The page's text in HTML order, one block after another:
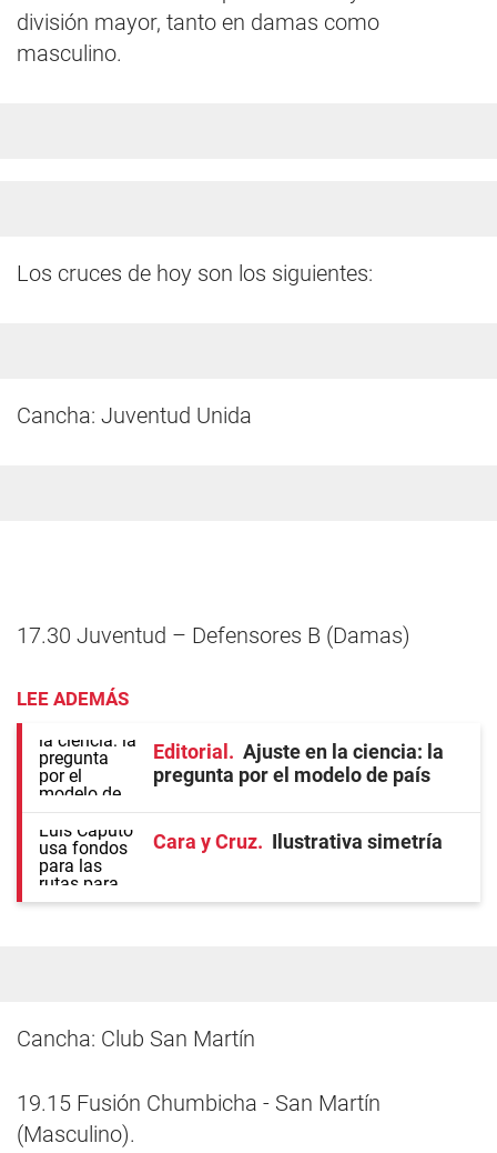
división mayor, tanto en damas como
masculino.
Los cruces de hoy son los siguientes:
Cancha: Juventud Unida
17.30 Juventud – Defensores B (Damas)
LEE ADEMÁS
Editorial
Ajuste en la ciencia: la
pregunta por el modelo de país
Cara y Cruz Ilustrativa simetría
Cancha: Club San Martín
19.15 Fusión Chumbicha - San Martín
(Masculino).